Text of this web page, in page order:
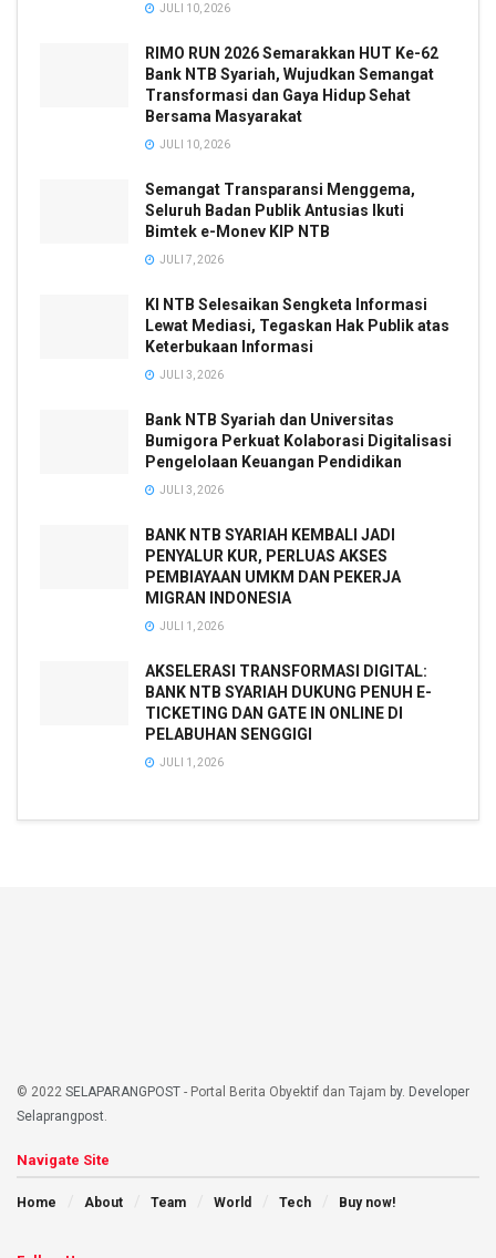
JULI 10, 2026
RIMO RUN 2026 Semarakkan HUT Ke-62
Bank NTB Syariah, Wujudkan Semangat
Transformasi dan Gaya Hidup Sehat
Bersama Masyarakat
JULI 10, 2026
Semangat Transparansi Menggema,
Seluruh Badan Publik Antusias Ikuti
Bimtek e-Monev KIP NTB
JULI 7, 2026
KI NTB Selesaikan Sengketa Informasi
Lewat Mediasi, Tegaskan Hak Publik atas
Keterbukaan Informasi
JULI 3, 2026
Bank NTB Syariah dan Universitas
Bumigora Perkuat Kolaborasi Digitalisasi
Pengelolaan Keuangan Pendidikan
JULI 3, 2026
BANK NTB SYARIAH KEMBALI JADI
PENYALUR KUR, PERLUAS AKSES
PEMBIAYAAN UMKM DAN PEKERJA
MIGRAN INDONESIA
JULI 1, 2026
AKSELERASI TRANSFORMASI DIGITAL:
BANK NTB SYARIAH DUKUNG PENUH E-
TICKETING DAN GATE IN ONLINE DI
PELABUHAN SENGGIGI
JULI 1, 2026
© 2022 SELAPARANGPOST - Portal Berita Obyektif dan Tajam by. Developer
Selaprangpost.
Navigate Site
Home About Team World Tech Buy now!